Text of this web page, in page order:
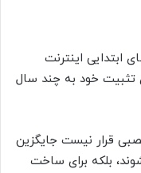
ابتدایی اینترنت
تثبیت خود به چند سال
قرار نیست جایگزین
بلکه برای ساخت